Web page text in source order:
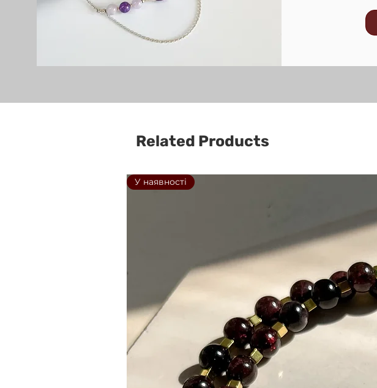
Related Products
У наявності